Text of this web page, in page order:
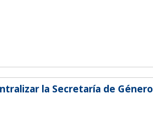
la Secretaría de Género